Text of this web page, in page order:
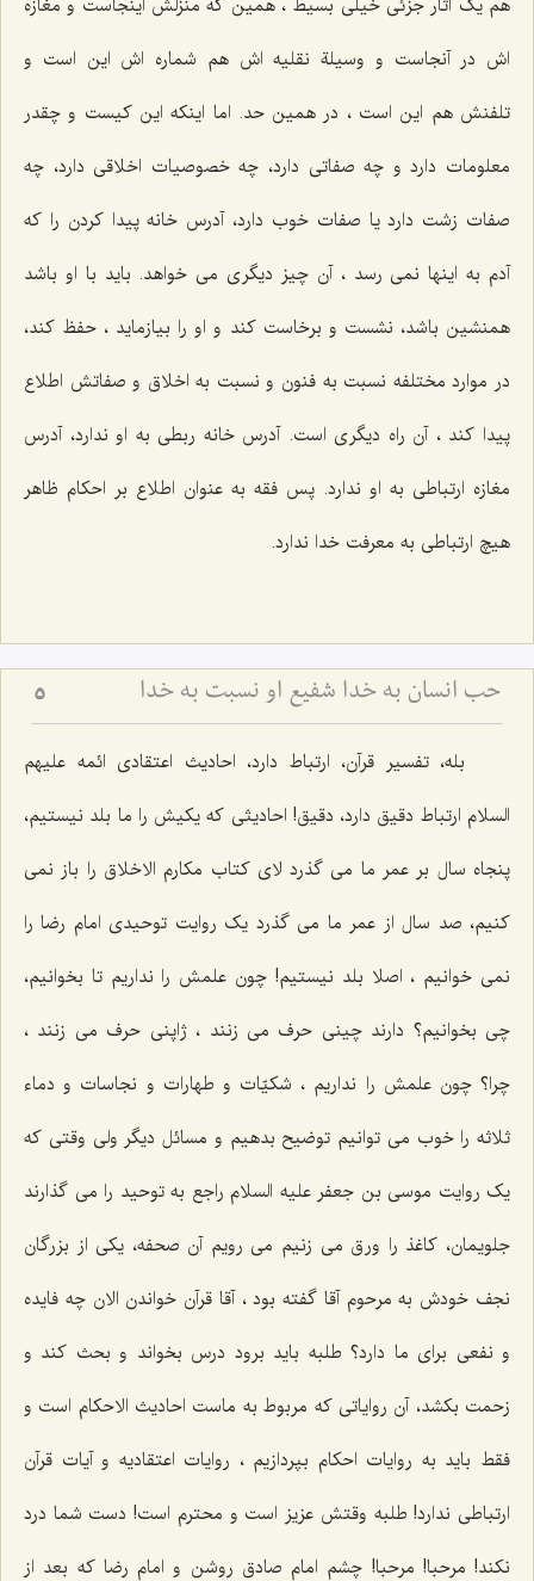
هم یک آثار جزئی خیلی بسیط ، همین که منزلش اینجاست و مغازه
اش در آنجاست و وسیلة نقلیه اش هم شماره اش این است و
تلفنش هم این است ، در همین حد. اما اینکه این کیست و چقدر
معلومات دارد و چه صفاتی دارد، چه خصوصیات اخلاقی دارد، چه
صفات زشت دارد یا صفات خوب دارد، آدرس خانه پیدا کردن را که
آدم به اینها نمی رسد ، آن چیز دیگری می خواهد. باید با او باشد
همنشین باشد، نشست و برخاست کند و او را بیازماید ، حفظ کند،
در موارد مختلفه نسبت به فنون و نسبت به اخلاق و صفاتش اطلاع
پیدا کند ، آن راه دیگری است. آدرس خانه ربطی به او ندارد، آدرس
مغازه ارتباطی به او ندارد. پس فقه به عنوان اطلاع بر احکام ظاهر
هیچ ارتباطی به معرفت خدا ندارد.
حب انسان به خدا شفیع او نسبت به خدا 5
بله، تفسیر قرآن، ارتباط دارد، احادیث اعتقادی ائمه علیهم
السلام ارتباط دقیق دارد، دقیق! احادیثی که یکیش را ما بلد نیستیم،
پنجاه سال بر عمر ما می گذرد لای کتاب مکارم الاخلاق را باز نمی
کنیم، صد سال از عمر ما می گذرد یک روایت توحیدی امام رضا را
نمی خوانیم ، اصلا بلد نیستیم! چون علمش را نداریم تا بخوانیم،
چی بخوانیم؟ دارند چینی حرف می زنند ، ژاپنی حرف می زنند ،
چرا؟ چون علمش را نداریم ، شکیّات و طهارات و نجاسات و دماء
ثلاثه را خوب می توانیم توضیح بدهیم و مسائل دیگر ولی وقتی که
یک روایت موسی بن جعفر علیه السلام راجع به توحید را می گذارند
جلویمان، کاغذ را ورق می زنیم می رویم آن صحفه، یکی از بزرگان
نجف خودش به مرحوم آقا گفته بود ، آقا قرآن خواندن الان چه فایده
و نفعی برای ما دارد؟ طلبه باید برود درس بخواند و بحث کند و
زحمت بکشد، آن روایاتی که مربوط به ماست احادیث الاحکام است و
فقط باید به روایات احکام بپردازیم ، روایات اعتقادیه و آیات قرآن
ارتباطی ندارد! طلبه وقتش عزیز است و محترم است! دست شما درد
نکند! مرحبا! مرحبا! چشم امام صادق روشن و امام رضا که بعد از